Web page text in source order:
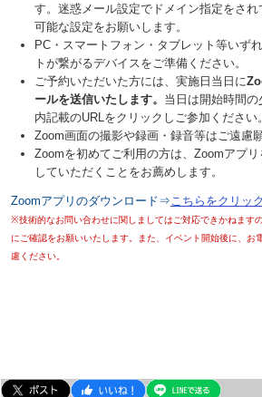
す。迷惑メール設定でドメイン指定をさ
可能な設定をお願いします。
PC・スマートフォン・タブレット等いず
トが繋がるデバイスをご準備ください。
ご予約いただいた方には、実施日当日に
ールを送信いたします。 当日は開始時間
内記載のURLをクリックしご参加ください。
Zoom画面の撮影や録画・録音等はご遠慮願
Zoomを初めてご利用の方は、Zoomアプ
していただくことをお薦めします。
Zoomアプリのダウンロード⇒こちらをクリック
※技術的なお問い合わせに関しましてはご対応できかねます
にご確認をお願いいたします。また、イベント開始後に、お
慮ください。